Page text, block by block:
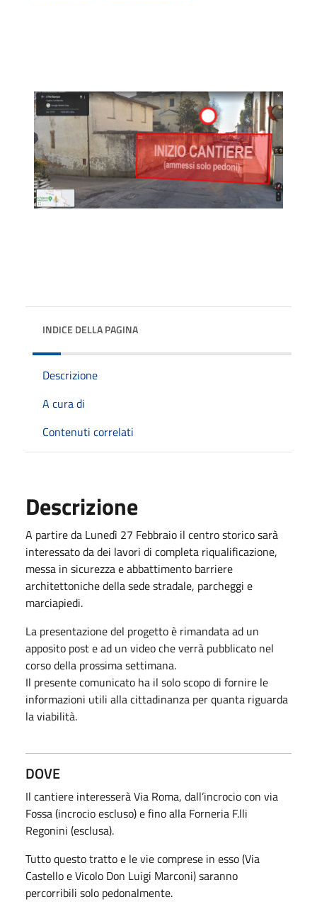
INDICE DELLA PAGINA
Descrizione
A cura di
Contenuti correlati
Descrizione
A partire da Lunedì 27 Febbraio il centro storico sarà
interessato da dei lavori di completa riqualificazione,
messa in sicurezza e abbattimento barriere
architettoniche della sede stradale, parcheggi e
marciapiedi.
La presentazione del progetto è rimandata ad un
apposito post e ad un video che verrà pubblicato nel
corso della prossima settimana.
Il presente comunicato ha il solo scopo di fornire le
informazioni utili alla cittadinanza per quanta riguarda
la viabilità.
DOVE
Il cantiere interesserà Via Roma, dall’incrocio con via
Fossa (incrocio escluso) e fino alla Forneria F.lli
Regonini (esclusa).
Tutto questo tratto e le vie comprese in esso (Via
Castello e Vicolo Don Luigi Marconi) saranno
percorribili solo pedonalmente.